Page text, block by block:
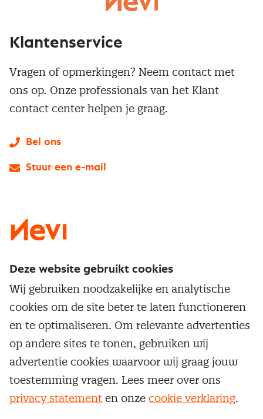
Service & contact
Over inkoop
Netwerk en communities
Aanmelden nieuwsbrief
Word lid van Nevi
Populaire thema's
Aanbesteden
Contractmanagement
Kostenmanagement
Onderhandelen
Opleidingen en trainingen
Trainingen
Opleidingen
Maatwerk
Klantenservice
Vragen of opmerkingen? Neem contact met
ons op. Onze professionals van het Klant
contact center helpen je graag.
Bel ons
Stuur een e-mail
Cookievoorkeuren beherenOnzealgemene
Deze website gebruikt cookies
Wij gebruiken noodzakelijke en analytische
cookies om de site beter te laten functioneren
en te optimaliseren. Om relevante advertenties
op andere sites te tonen, gebruiken wij
advertentie cookies waarvoor wij graag jouw
toestemming vragen. Lees meer over ons
privacy statement en onze cookie verklaring.